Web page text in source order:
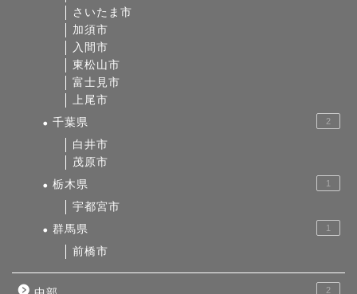
さいたま市
加須市
入間市
東松山市
富士見市
上尾市
千葉県
2
白井市
茂原市
栃木県
1
宇都宮市
群馬県
1
前橋市
2